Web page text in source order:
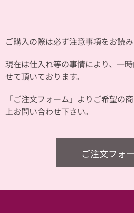
ご購入の際は必ず注意事項をお読み
現在は仕入れ等の事情により、一
せて頂いております。
「ご注文フォーム」よりご希望の
上お問い合わせ下さい。
ご注文フォ